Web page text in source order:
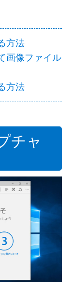
方法
画像ファイル
方法
チャ